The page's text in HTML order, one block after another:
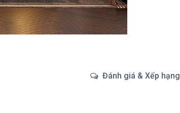
Đánh giá & Xếp hạng